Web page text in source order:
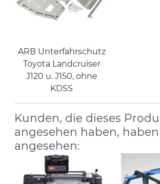
ARB Unterfahrschutz
Toyota Landcruiser
J120 u. J150, ohne
KDSS
Kunden, die dieses
angesehen haben,
angesehen: